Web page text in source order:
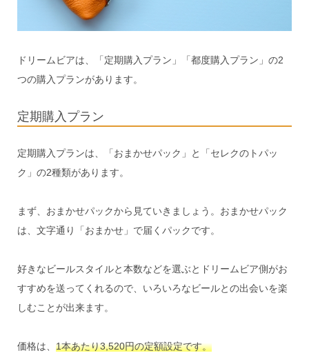
ドリームビアは、「定期購入プラン」「都度購入プラン」の2
つの購入プランがあります。
定期購入プラン
定期購入プランは、「おまかせパック」と「セレクのトパッ
ク」の2種類があります。
まず、おまかせパックから見ていきましょう。おまかせパック
は、文字通り「おまかせ」で届くパックです。
好きなビールスタイルと本数などを選ぶとドリームビア側がお
すすめを送ってくれるので、いろいろなビールとの出会いを楽
しむことが出来ます。
価格は、 1本あたり3,520円の定額設定です。